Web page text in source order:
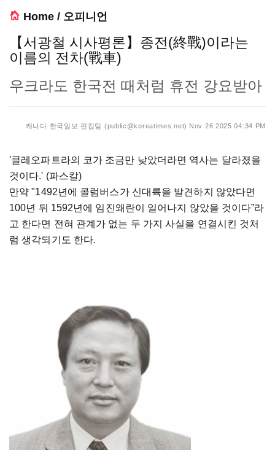
Home / 오피니언
【서광철 시사평론】종전(終戰)이라는
이름의 전차(戰車)
우크라도 한국전 때처럼 휴전 강요받아
캐나다 한국일보 편집팀 (public@koreatimes.net) Nov 26 2025 04:34 PM
'클레오파트라의 코가 조금만 낮았더라면 역사는 달라졌을
것이다.' (파스칼)
만약 "1492년에 콜럼버스가 신대륙을 발견하지 않았다면
100년 뒤 1592년에 임진왜란이 일어나지 않았을 것이다”라
고 한다면 전혀 관계가 없는 두 가지 사실을 연결시킨 것처
럼 생각되기도 한다.